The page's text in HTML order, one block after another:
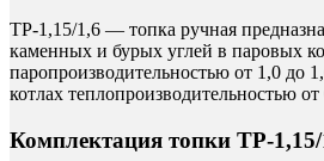
ТР-1,15/1,6 — топка ручная
каменных и бурых углей в паровых
паропроизводительностью от 1,0 до
котлах теплопроизводительностью
Комплектация топки ТР-1,15/